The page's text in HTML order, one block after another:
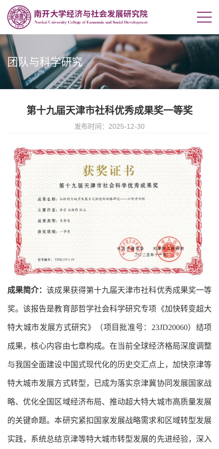
团队与科学研究
第十九届天津市社科优秀成果奖一等奖
发布时间：2025-12-30
成果简介：该成果获得第十九届天津市社科优秀成果奖一等
奖。该报告是教育部哲学社会科学研究专项《加快转变超大
特大城市发展方式研究》（项目批准号：23JD20060）结项
成果，核心内容由七章构成。在当前全球经济格局深度调整
与我国全面建设中国式现代化的历史交汇点上，加快京津等
特大城市发展方式转型，已成为落实京津冀协同发展国家战
略、优化全国区域经济布局、推动超大特大城市高质量发展
的关键命题。本研究紧扣国家发展战略需求和区域转型发展
实践，系统总结京津等特大城市转型发展的先进经验，深入